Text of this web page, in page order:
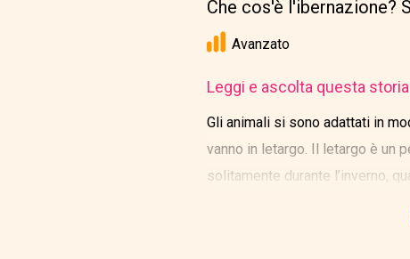
Che cos'è l'ibernazione?
Avanzato
Leggi e ascolta questa
Gli animali si sono adattati in
vanno in letargo. Il letargo è un
solitamente durante l’inverno,